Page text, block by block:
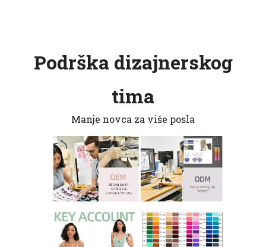
Podrška dizajnerskog
tima
Manje novca za više posla